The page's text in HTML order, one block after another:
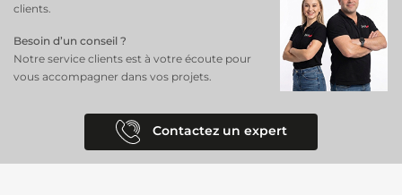
clients.
Besoin d’un conseil ?
Notre service clients est à votre écoute pour
vous accompagner dans vos projets.
Contactez un expert